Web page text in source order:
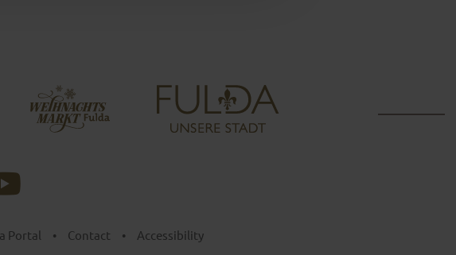
Portal • Contact • Accessibility